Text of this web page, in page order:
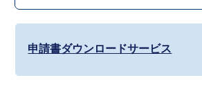
申請書ダウンロードサービス